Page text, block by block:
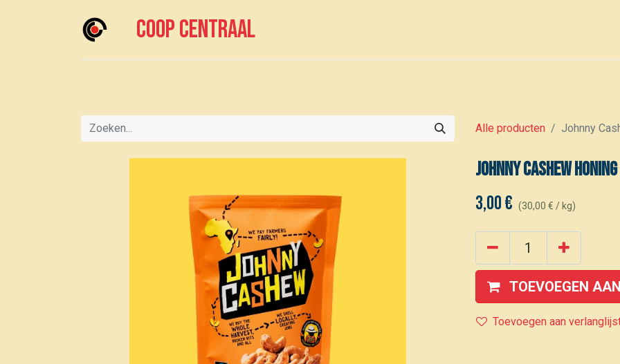
Coop centraal
Alle producten Johnny
Johnny Cashew
3,00€ (30,00 € / kg)
TOEVOEGEN
Toevoegen aan